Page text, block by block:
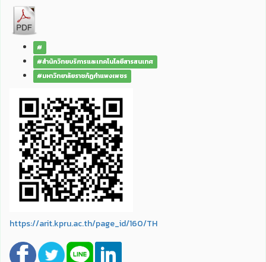
#
#สำนักวิทยบริการและเทคโนโลยีสารสนเทศ
#มหาวิทยาลัยราชภัฏกำแพงเพชร
https://arit.kpru.ac.th/page_id/160/TH